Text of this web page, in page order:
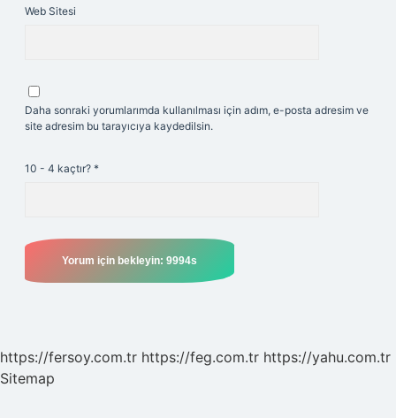
Web Sitesi
Daha sonraki yorumlarımda kullanılması için adım, e-posta adresim ve
site adresim bu tarayıcıya kaydedilsin.
10 - 4 kaçtır? *
https://fersoy.com.tr https://feg.com.tr https://yahu.com.tr
Sitemap